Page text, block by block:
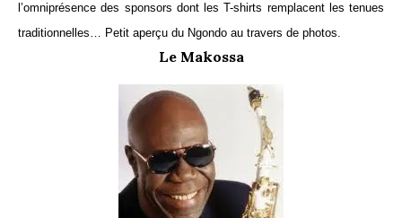
l’omniprésence des sponsors dont les T-shirts remplacent les tenues
traditionnelles… Petit aperçu du Ngondo au travers de photos.
Le Makossa